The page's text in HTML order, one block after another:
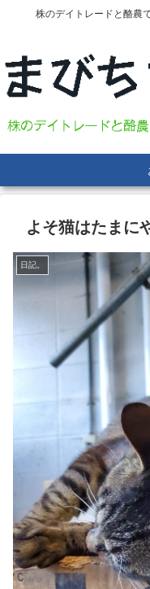
株のデイトレードと酪農
よそ猫はたまに
日記。